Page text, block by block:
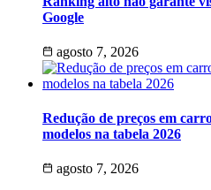
Google
agosto 7, 2026
Redução de preços em
modelos na tabela 2026
agosto 7, 2026